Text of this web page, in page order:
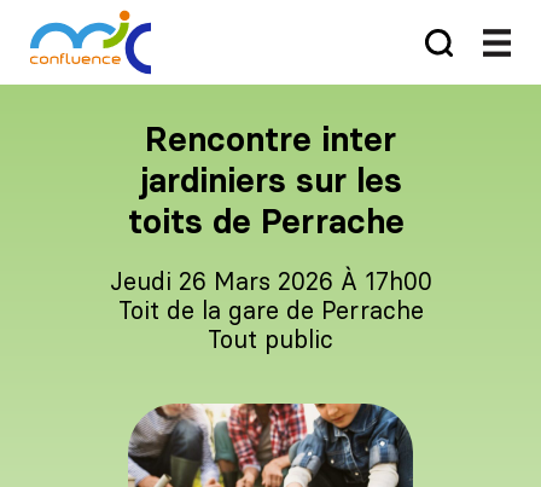
Rencontre inter
jardiniers sur les
toits de Perrache
Jeudi 26 Mars 2026 À 17h00
Toit de la gare de Perrache
Tout public